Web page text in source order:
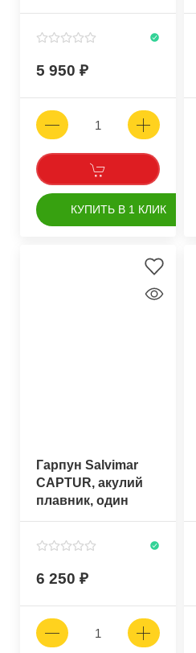
плавник, один
5 950
КУПИТЬ В 1 КЛИК
Гарпун Salvimar
CAPTUR, акулий
плавник, один
флажок, ø 7 мм.
6 250